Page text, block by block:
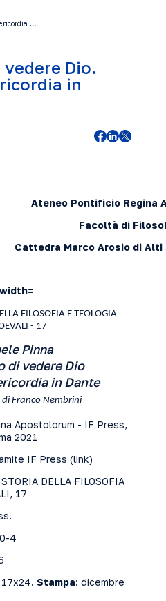
…
Dio.
in
Ateneo Pontificio Regina
Facoltà di
Cattedra Marco Arosio di Alti
FILOSOFIA E TEOLOGIA
- 17
Pinna
di vedere Dio
in Dante
Franco Nembrini
Apostolorum - IF Press,
2021
IF Press (link)
DELLA FILOSOFIA
17
4
17x24. Stampa: dicembre